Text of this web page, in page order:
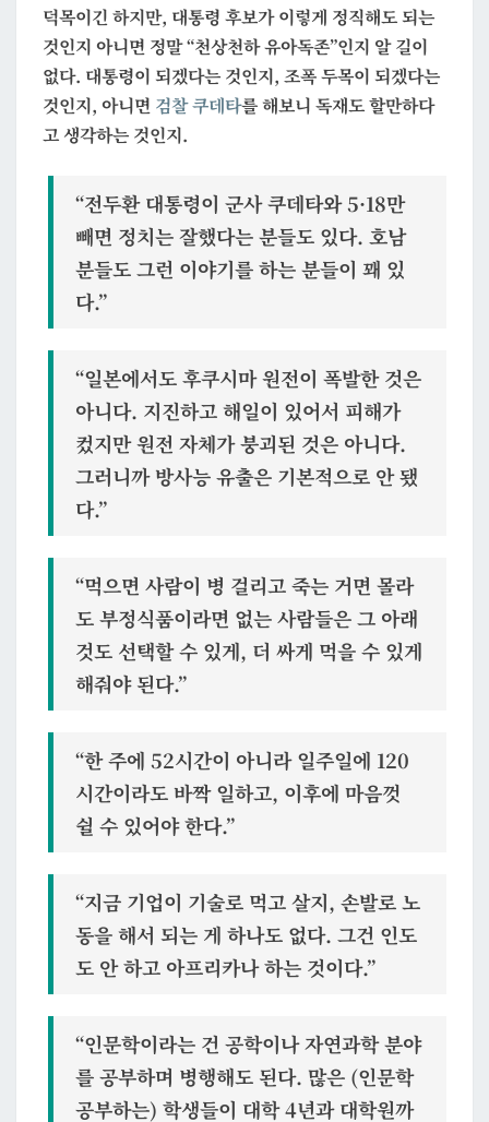
덕목이긴 하지만, 대통령 후보가 이렇게 정직해도 되는
것인지 아니면 정말 “천상천하 유아독존”인지 알 길이
없다. 대통령이 되겠다는 것인지, 조폭 두목이 되겠다는
것인지, 아니면 검찰 쿠데타를 해보니 독재도 할만하다
고 생각하는 것인지.
“전두환 대통령이 군사 쿠데타와 5·18만
빼면 정치는 잘했다는 분들도 있다. 호남
분들도 그런 이야기를 하는 분들이 꽤 있
다.”
“일본에서도 후쿠시마 원전이 폭발한 것은
아니다. 지진하고 해일이 있어서 피해가
컸지만 원전 자체가 붕괴된 것은 아니다.
그러니까 방사능 유출은 기본적으로 안 됐
다.”
“먹으면 사람이 병 걸리고 죽는 거면 몰라
도 부정식품이라면 없는 사람들은 그 아래
것도 선택할 수 있게, 더 싸게 먹을 수 있게
해줘야 된다.”
“한 주에 52시간이 아니라 일주일에 120
시간이라도 바짝 일하고, 이후에 마음껏
쉴 수 있어야 한다.”
“지금 기업이 기술로 먹고 살지, 손발로 노
동을 해서 되는 게 하나도 없다. 그건 인도
도 안 하고 아프리카나 하는 것이다.”
“인문학이라는 건 공학이나 자연과학 분야
를 공부하며 병행해도 된다. 많은 (인문학
공부하는) 학생들이 대학 4년과 대학원까